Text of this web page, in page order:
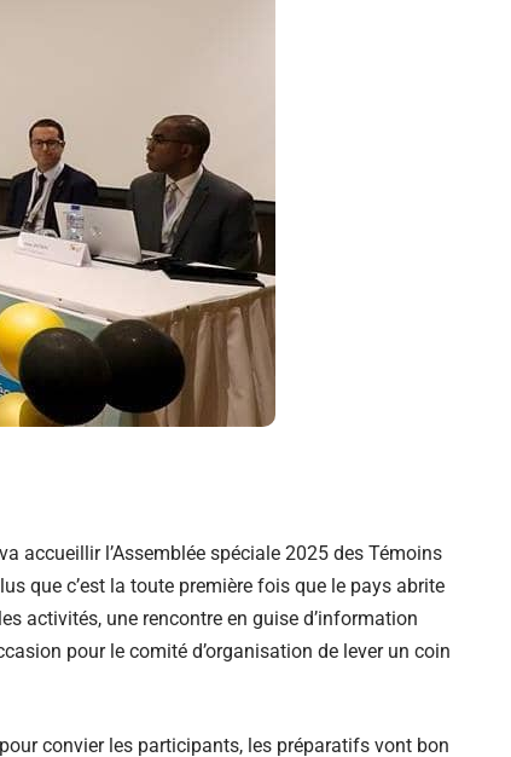
accueillir l’Assemblée spéciale 2025 des Témoins
que c’est la toute première fois que le pays abrite
activités, une rencontre en guise d’information
pour le comité d’organisation de lever un coin
convier les participants, les préparatifs vont bon